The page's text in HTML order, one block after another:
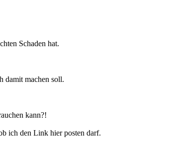
Schaden hat.
damit machen soll.
kann?!
ich den Link hier posten darf.